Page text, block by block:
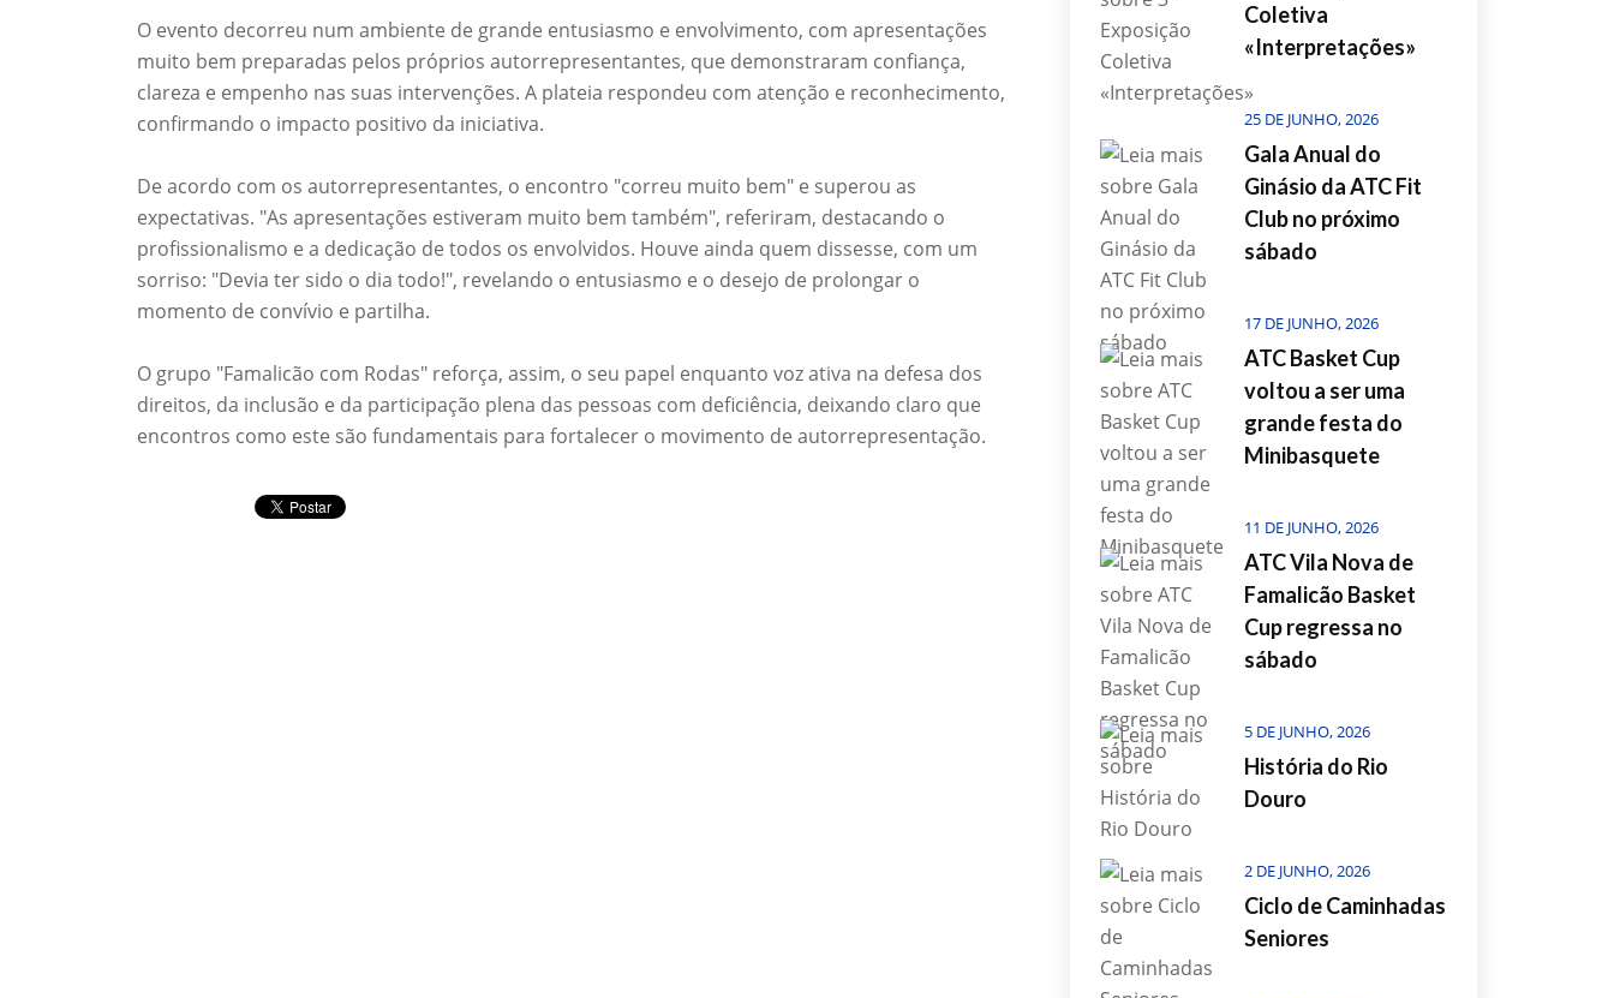
O evento decorreu num ambiente de grande entusiasmo e envolvimento, com apresentações
muito bem preparadas pelos próprios autorrepresentantes, que demonstraram confiança,
clareza e empenho nas suas intervenções. A plateia respondeu com atenção e reconhecimento,
confirmando o impacto positivo da iniciativa.
De acordo com os autorrepresentantes, o encontro "correu muito bem" e superou as
expectativas. "As apresentações estiveram muito bem também", referiram, destacando o
profissionalismo e a dedicação de todos os envolvidos. Houve ainda quem dissesse, com um
sorriso: "Devia ter sido o dia todo!", revelando o entusiasmo e o desejo de prolongar o
momento de convívio e partilha.
O grupo "Famalicão com Rodas" reforça, assim, o seu papel enquanto voz ativa na defesa dos
direitos, da inclusão e da participação plena das pessoas com deficiência, deixando claro que
encontros como este são fundamentais para fortalecer o movimento de autorrepresentação.
Coletiva
«Interpretações»
25 DE JUNHO, 2026
Gala Anual do
Ginásio da ATC Fit
Club no próximo
sábado
17 DE JUNHO, 2026
ATC Basket Cup
voltou a ser uma
grande festa do
Minibasquete
11 DE JUNHO, 2026
ATC Vila Nova de
Famalicão Basket
Cup regressa no
sábado
5 DE JUNHO, 2026
História do Rio
Douro
2 DE JUNHO, 2026
Ciclo de Caminhadas
Seniores